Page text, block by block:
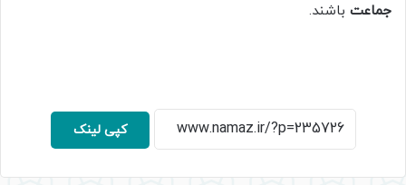
جماعت باشند.
کپی لینک